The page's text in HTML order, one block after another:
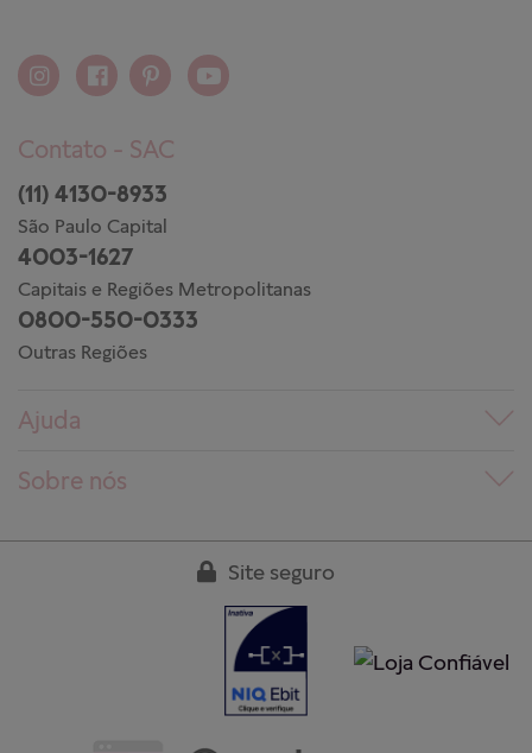
Ajuda
Entregas
Sobre nós
Contato - SAC
(11) 4130-8933
São Paulo Capital
4003-1627
Capitais e Regiões Metropolitanas
0800-550-0333
Outras Regiões
Site seguro